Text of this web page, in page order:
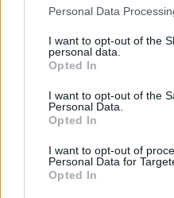
Please note that this
not limited to your visit or
grant or deny consent to
use your data for below
consent section.
Personal Data
I want to opt-out of the
personal data.
Opted In
I want to opt-out of the
Personal Data.
Opted In
I want to opt-out of
Personal Data for
Opted In
Inviaci
345 356